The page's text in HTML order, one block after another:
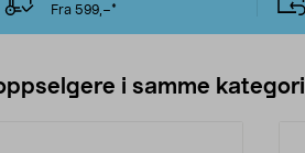
Fra 599,–*
i samme kategori